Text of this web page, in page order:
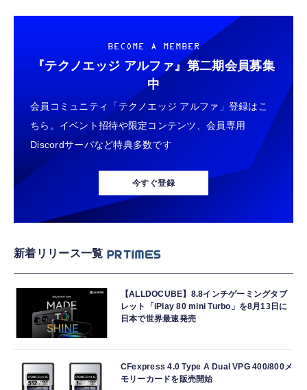
BECOME A MEMBER
『テクノエッジ アルファ』 第二期会員募集
中
会員コミュニティ「テクノエッジ アルファ」登録はこ
ちら。イベント招待や限定コンテンツ、会員専用
Discordサーバなど特典多数です
今すぐ登録
新着リリース一覧
【ALLDOCUBE】8.8インチゲーミングタブ
レット「iPlay 80 mini Turbo」を8月13日に
日本で世界最速発売
CFexpress 4.0 Type A Dual VPG 400/800メ
モリーカードを販売開始